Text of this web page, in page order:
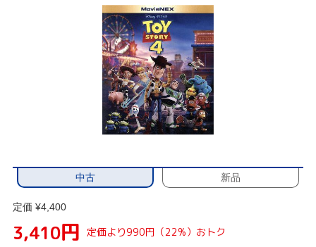
中古 新品
定価 ¥4,400
3,410円 定価より990円（22%）おトク